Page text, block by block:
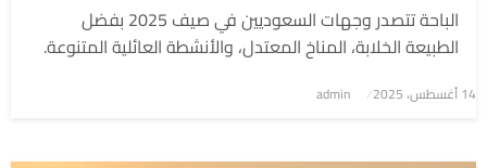
الباحة تتصدر وجهات السعوديين في صيف 2025 بفضل
الطبيعة الخلابة، المناخ المعتدل، والأنشطة العائلية المتنوعة.
نُشر
14 أغسطس، 2025 admin